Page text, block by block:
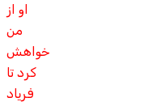
او از
من
خواهش
کرد تا
فرياد